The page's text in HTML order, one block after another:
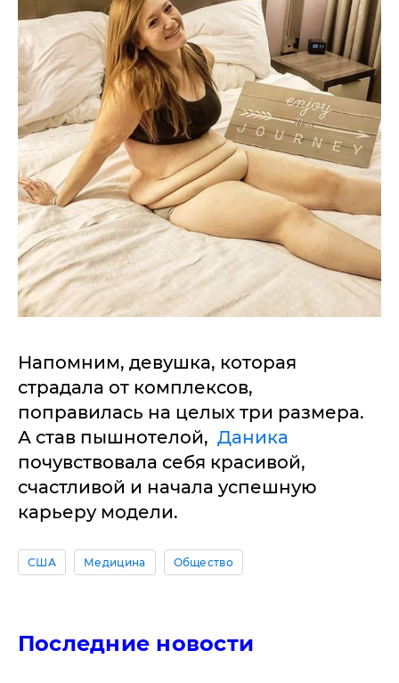
Напомним, девушка, которая
страдала от комплексов,
поправилась на целых три размера.
А став пышнотелой, Даника
почувствовала себя красивой,
счастливой и начала успешную
карьеру модели.
США Медицина Общество
Последние новости